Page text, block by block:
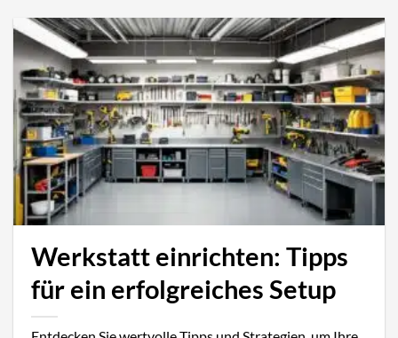
Werkstatt einrichten: Tipps
für ein erfolgreiches Setup